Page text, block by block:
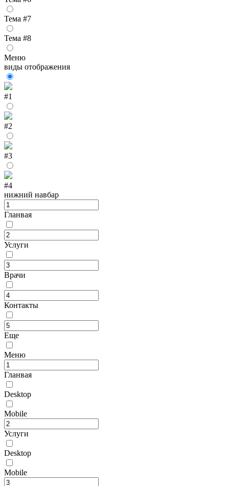
Тема #7
Тема #8
Меню
виды отображения
#1
#2
#3
#4
нижний навбар
Гланвая
Услуги
Врачи
Контакты
Еще
Меню
Гланвая
Desktop
Mobile
Услуги
Desktop
Mobile